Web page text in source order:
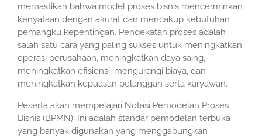
memastikan bahwa model proses bisnis mencerminkan
kenyataan dengan akurat dan mencakup kebutuhan
pemangku kepentingan. Pendekatan proses adalah
salah satu cara yang paling sukses untuk meningkatkan
operasi perusahaan, meningkatkan daya saing,
meningkatkan efisiensi, mengurangi biaya, dan
meningkatkan kepuasan pelanggan serta karyawan.
Peserta akan mempelajari Notasi Pemodelan Proses
Bisnis (BPMN). Ini adalah standar pemodelan terbuka
yang banyak digunakan yang menggabungkan